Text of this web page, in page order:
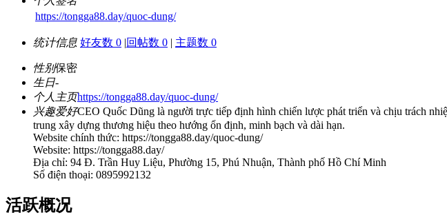
https://tongga88.day/quoc-dung/
统计信息 好友数 0 |回帖数 0 | 主题数 0
性别保密
生日-
个人主页https://tongga88.day/quoc-dung/
兴趣爱好CEO Quốc Dũng là người trực tiếp định hình chiến lược phát triển và chịu trách
trung xây dựng thương hiệu theo hướng ổn định, minh bạch và dài hạn.
Website chính thức: https://tongga88.day/quoc-dung/
Website: https://tongga88.day/
Địa chỉ: 94 Đ. Trần Huy Liệu, Phường 15, Phú Nhuận, Thành phố Hồ Chí Minh
Số điện thoại: 0895992132
活跃概况